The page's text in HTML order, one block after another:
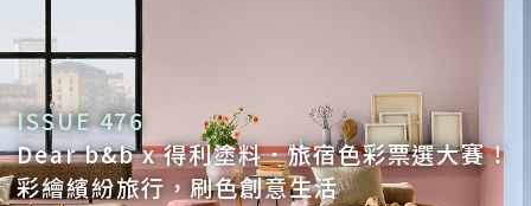
ISSUE 476
Dear b&b x 得利塗料．旅宿色彩票選大賽！
彩繪繽紛旅行，刷色創意生活